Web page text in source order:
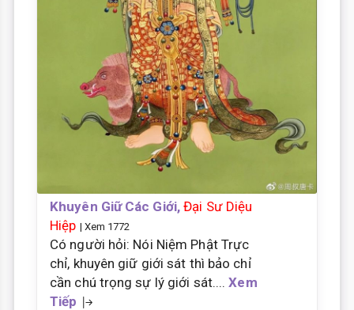
Khuyên Giữ Các Giới,Đại Sư Diệu
Hiệp | Xem 1772
Có người hỏi: Nói Niệm Phật Trực
chỉ, khuyên giữ giới sát thì bảo chỉ
cần chú trọng sự lý giới sát....Xem
Tiếp